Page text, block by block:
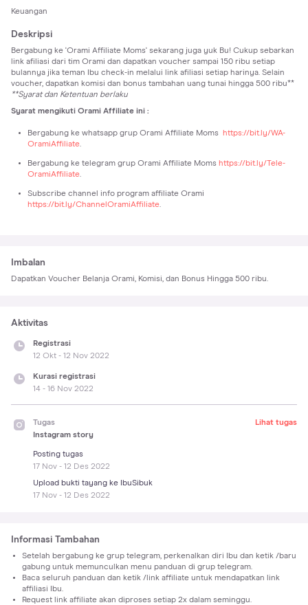
Keuangan
Deskripsi
Bergabung ke 'Orami Affiliate Moms' sekarang juga yuk Bu! Cukup sebarkan
link afiliasi dari tim Orami dan dapatkan voucher sampai 150 ribu setiap
bulannya jika teman Ibu check-in melalui link afiliasi setiap harinya. Selain
voucher, dapatkan komisi dan bonus tambahan uang tunai hingga 500 ribu**
**Syarat dan Ketentuan berlaku
Syarat mengikuti Orami Affiliate ini :
Bergabung ke whatsapp grup Orami Affiliate Moms https://bit.ly/WA-
OramiAffiliate.
Bergabung ke telegram grup Orami Affiliate Moms https://bit.ly/Tele-
OramiAffiliate.
Subscribe channel info program affiliate Orami
https://bit.ly/ChannelOramiAffiliate.
Imbalan
Dapatkan Voucher Belanja Orami, Komisi, dan Bonus Hingga 500 ribu.
Aktivitas
Registrasi
12 Okt - 12 Nov 2022
Kurasi registrasi
14 - 16 Nov 2022
Tugas
Lihat tugas
Instagram story
Posting tugas
17 Nov - 12 Des 2022
Upload bukti tayang ke IbuSibuk
17 Nov - 12 Des 2022
Informasi Tambahan
Setelah bergabung ke grup telegram, perkenalkan diri Ibu dan ketik /baru
gabung untuk memunculkan menu panduan di grup telegram.
Baca seluruh panduan dan ketik /link affiliate untuk mendapatkan link
affiliasi Ibu.
Request link affiliate akan diproses setiap 2x dalam seminggu.